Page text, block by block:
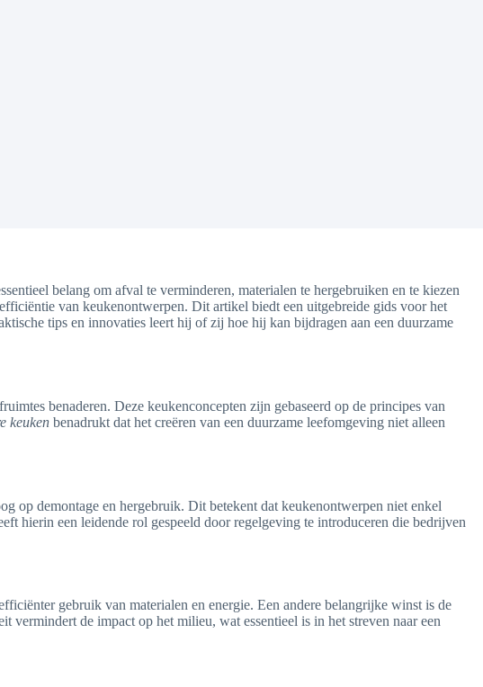
belang om afval te verminderen, materialen te hergebruiken en te kiezen
van keukenontwerpen. Dit artikel biedt een uitgebreide gids voor het
tips en innovaties leert hij of zij hoe hij kan bijdragen aan een duurzame
benaderen. Deze keukenconcepten zijn gebaseerd op de principes van
keuken benadrukt dat het creëren van een duurzame leefomgeving niet alleen
op demontage en hergebruik. Dit betekent dat keukenontwerpen niet enkel
hierin een leidende rol gespeeld door regelgeving te introduceren die bedrijven
gebruik van materialen en energie. Een andere belangrijke winst is de
de impact op het milieu, wat essentieel is in het streven naar een